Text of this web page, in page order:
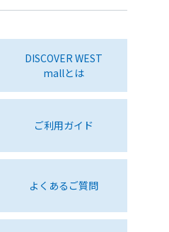
DISCOVER WEST
mallとは
ご利用ガイド
よくあるご質問